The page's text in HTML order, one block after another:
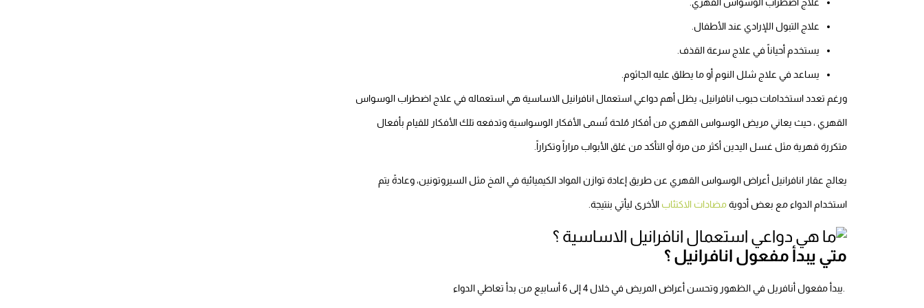
علاج التبول اللإرادي عند الأطفال.
يستخدم أحياناً في علاج سرعة القذف.
يساعد في علاج شلل النوم أو ما يطلق عليه الجاثوم.
ورغم تعدد استخدامات حبوب انافرانيل، يظل أهم دواعي استعمال انافرانيل الاساسية هي استعماله في علاج اضطراب الوسواس
القهري ، حيث يعاني مريض الوسواس القهري من أفكار مُلحة تُسمى الأفكار الوسواسية وتدفعه تلك الأفكار للقيام بأفعال
متكررة قهرية مثل غسل اليدين أكثر من مرة أو التأكد من غلق الأبواب مراراً وتكراراً.
يعالج عقار انافرانيل أعراض الوسواس القهري عن طريق إعادة توازن المواد الكيميائية في المخ مثل السيروتونين، وعادةً يتم
استخدام الدواء مع بعض أدويةمضادات الاكتئاب الأخرى ليأتي بنتيجة.
متي يبدأ مفعول انافرانيل ؟